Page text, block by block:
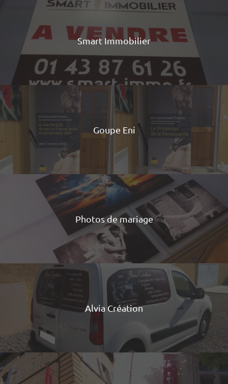
Smart Immobilier
Goupe Eni
Photos de mariage
Alvia Création